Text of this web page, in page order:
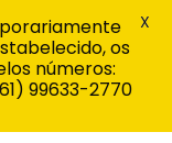
os
números:
99633-2770
X